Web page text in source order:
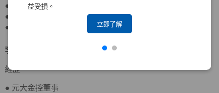
益受損。
立即了解
● 達盛資產管理董事
● 台灣農林董事
● 元大京華證券董事、監察人
李岳蒼 日本東洋大學應用社會學士
經歷
● 元大金控董事